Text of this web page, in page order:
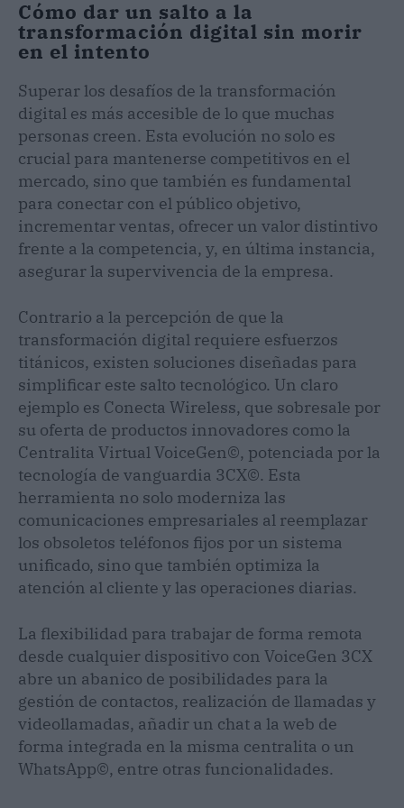
Cómo dar un salto a la
transformación digital sin morir
en el intento
Superar los desafíos de la transformación
digital es más accesible de lo que muchas
personas creen. Esta evolución no solo es
crucial para mantenerse competitivos en el
mercado, sino que también es fundamental
para conectar con el público objetivo,
incrementar ventas, ofrecer un valor distintivo
frente a la competencia, y, en última instancia,
asegurar la supervivencia de la empresa.
Contrario a la percepción de que la
transformación digital requiere esfuerzos
titánicos, existen soluciones diseñadas para
simplificar este salto tecnológico. Un claro
ejemplo es Conecta Wireless, que sobresale por
su oferta de productos innovadores como la
Centralita Virtual VoiceGen©, potenciada por la
tecnología de vanguardia 3CX©. Esta
herramienta no solo moderniza las
comunicaciones empresariales al reemplazar
los obsoletos teléfonos fijos por un sistema
unificado, sino que también optimiza la
atención al cliente y las operaciones diarias.
La flexibilidad para trabajar de forma remota
desde cualquier dispositivo con VoiceGen 3CX
abre un abanico de posibilidades para la
gestión de contactos, realización de llamadas y
videollamadas, añadir un chat a la web de
forma integrada en la misma centralita o un
WhatsApp©, entre otras funcionalidades.